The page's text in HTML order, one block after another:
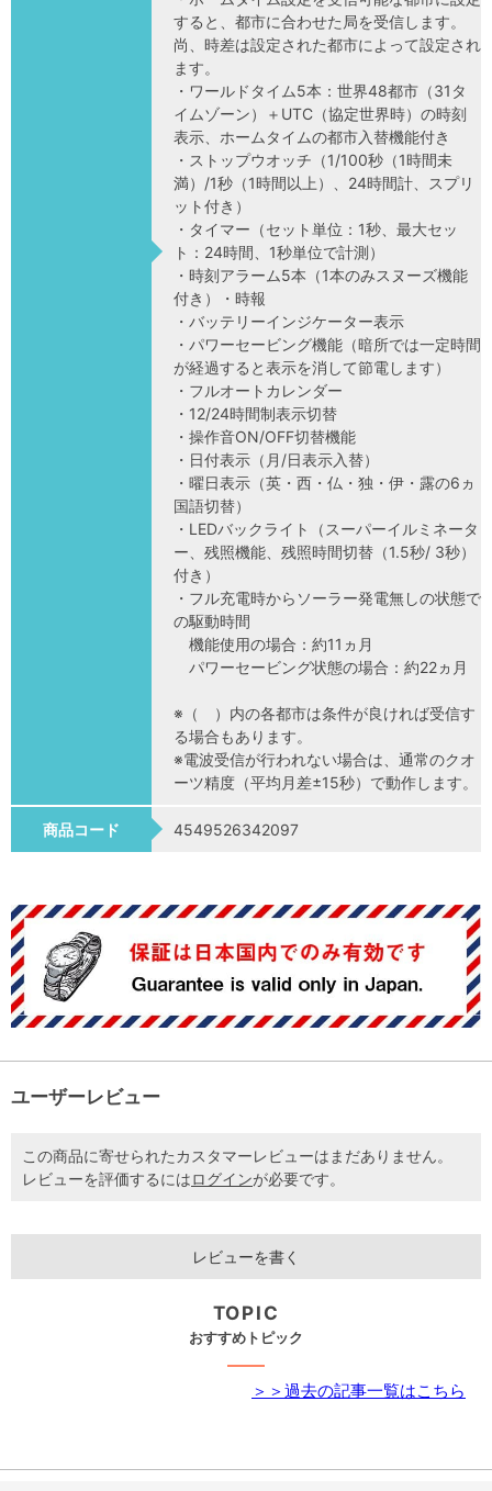
すると、都市に合わせた局を受信します。
尚、時差は設定された都市によって設定され
ます。
・ワールドタイム5本：世界48都市（31タ
イムゾーン）＋UTC（協定世界時）の時刻
表示、ホームタイムの都市入替機能付き
・ストップウオッチ（1/100秒（1時間未
満）/1秒（1時間以上）、24時間計、スプリ
ット付き）
・タイマー（セット単位：1秒、最大セッ
ト：24時間、1秒単位で計測）
・時刻アラーム5本（1本のみスヌーズ機能
付き）・時報
・バッテリーインジケーター表示
・パワーセービング機能（暗所では一定時間
が経過すると表示を消して節電します）
・フルオートカレンダー
・12/24時間制表示切替
・操作音ON/OFF切替機能
・日付表示（月/日表示入替）
・曜日表示（英・西・仏・独・伊・露の6ヵ
国語切替）
・LEDバックライト（スーパーイルミネータ
ー、残照機能、残照時間切替（1.5秒/ 3秒）
付き）
・フル充電時からソーラー発電無しの状態で
の駆動時間
機能使用の場合：約11ヵ月
パワーセービング状態の場合：約22ヵ月
※（ ）内の各都市は条件が良ければ受信す
る場合もあります。
※電波受信が行われない場合は、通常のクオ
ーツ精度（平均月差±15秒）で動作します。
商品コード 4549526342097
ユーザーレビュー
この商品に寄せられたカスタマーレビューはまだありません。
レビューを評価するにはログインが必要です。
レビューを書く
TOPIC
おすすめトピック
＞＞過去の記事一覧はこちら